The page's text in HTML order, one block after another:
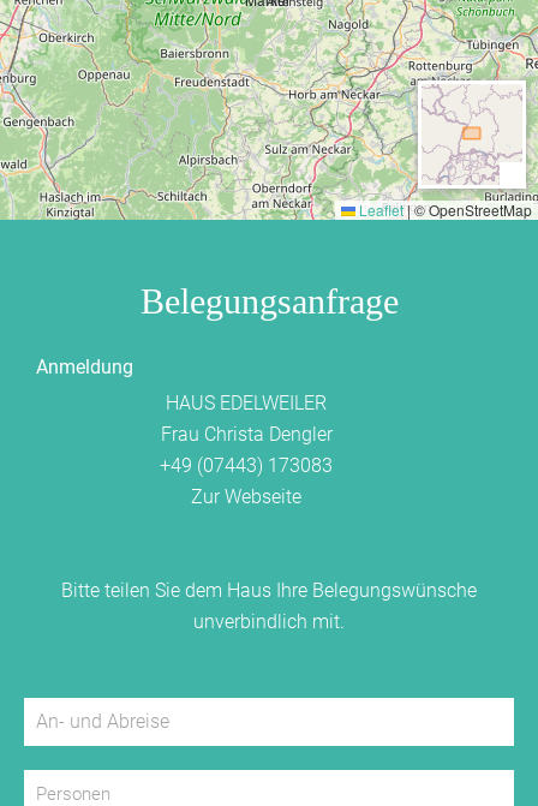
· Internetanschluss (bitte anmelden)
· Tischtennis
· Gartenschach
· Garten + Terrasse mit Gartenstühlen/Tischen
Umgebung
Entfernungen: Hallenbad (3,5 km),Freibad (3,5 km),
Mitten in der Natur im Nordschwarzwald gelegen, lädt
und Naturerforschen ein. Der Erholungsort Edelweiler ist
eine kleine Ortschaft zwischen Altensteig und
Freudenstadt, in der die Natur noch pur zu entecken ist.
Es ist umgeben von wunderschönen Wäldern und
und Bauernhöfe, die Tiere und die Produktion von
Lebensmitteln noch ganz aus der Nähe erleben lassen.
Bolzplatz zum Spielen und Toben.
nahen Umgebung warten auf ihre Erkundung:
Leaflet|© OpenStreetMap
Belegungsanfrage
Anmeldung
HAUS EDELWEILER
Frau Christa Dengler
+49 (07443) 173083
Zur Webseite
Bitte teilen Sie dem Haus Ihre Belegungswünsche
unverbindlich mit.